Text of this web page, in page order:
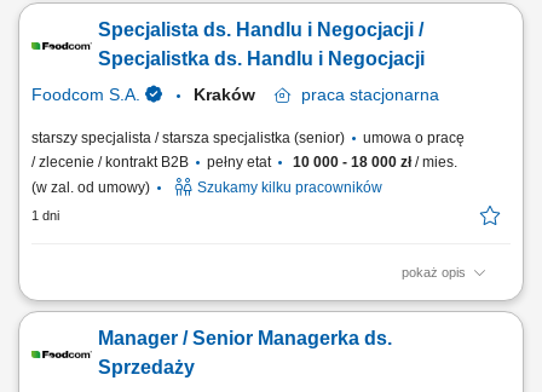
pełnego procesu sprzedaży: od analizy potrzeb (discovery), przez
prezentacje i ofertowanie, po negocjacje i podpisanie umowy; Obsługa
Specjalista ds. Handlu i Negocjacji /
Specjalistka ds. Handlu i Negocjacji
Foodcom S.A. Kraków praca stacjonarna
starszy specjalista / starsza specjalistka (senior)
umowa o pracę
/ zlecenie / kontrakt B2B
pełny etat 10 000 - 18 000 zł/ mies.
(w zal. od umowy)
Szukamy kilku pracowników
1 dni
pokaż opis
Kluczowe obowiązki: Nawiązywanie i pielęgnowanie długofalowych
nowych rynków oraz aktywne poszukiwanie kontrahentów. Koordynacja
pełnego procesu handlowego – od zapytania po finalizację dostawy.
Manager / Senior Managerka ds.
Sprzedaży